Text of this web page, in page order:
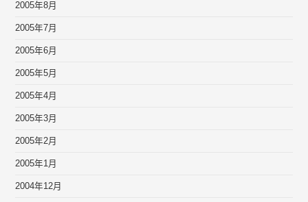
2005年8月
2005年7月
2005年6月
2005年5月
2005年4月
2005年3月
2005年2月
2005年1月
2004年12月